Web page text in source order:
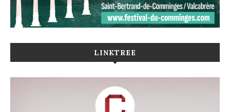
LINKTREE